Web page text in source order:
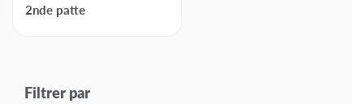
2nde patte